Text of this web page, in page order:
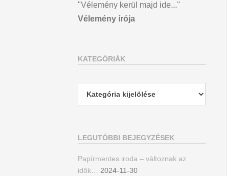
"Vélemény kerül majd ide..."
Vélemény írója
KATEGÓRIÁK
LEGUTÓBBI BEJEGYZÉSEK
Papírmentes iroda – változnak az
idők… 2024-11-30